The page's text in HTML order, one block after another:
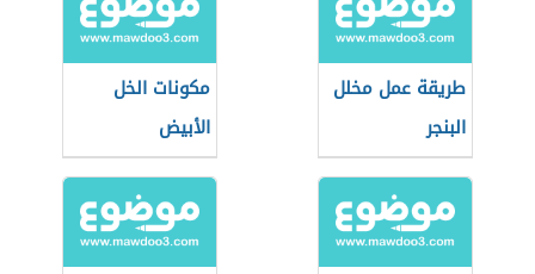
طريقة عمل مخلل
البنجر
مكونات الخل
الأبيض